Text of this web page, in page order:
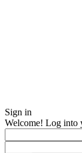
Sign in
Welcome! Log into